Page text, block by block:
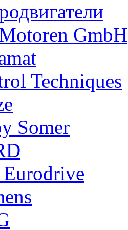
GmbH
Techniques
Somer
Eurodrive